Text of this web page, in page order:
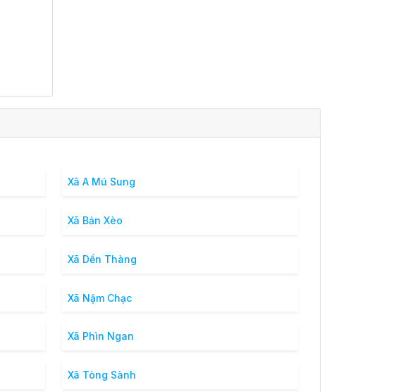
Xã A Mú Sung
Xã Bản Xèo
Xã Dền Thàng
Xã Nậm Chạc
Xã Phìn Ngan
Xã Tòng Sành